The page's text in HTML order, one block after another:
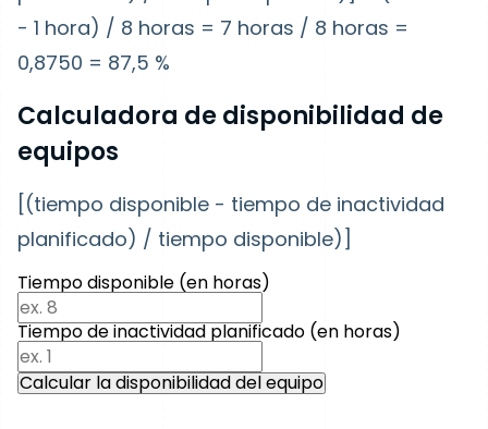
- 1 hora) / 8 horas = 7 horas / 8 horas =
0,8750 = 87,5 %
Calculadora de disponibilidad de
equipos
[(tiempo disponible - tiempo de inactividad
planificado) / tiempo disponible)]
Tiempo disponible (en horas)
Tiempo de inactividad planificado (en horas)
Calcular la disponibilidad del equipo